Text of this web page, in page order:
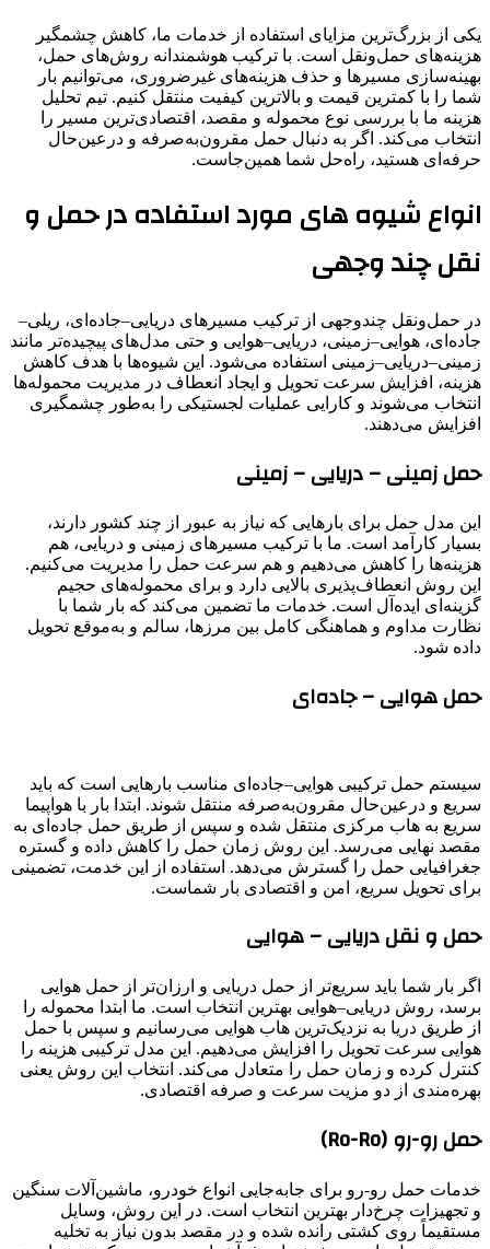
یکی از بزرگ‌ترین مزایای استفاده از خدمات ما، کاهش چشمگیر
هزینه‌های حمل‌ونقل است. با ترکیب هوشمندانه روش‌های حمل،
بهینه‌سازی مسیرها و حذف هزینه‌های غیرضروری، می‌توانیم بار
شما را با کمترین قیمت و بالاترین کیفیت منتقل کنیم. تیم تحلیل
هزینه ما با بررسی نوع محموله و مقصد، اقتصادی‌ترین مسیر را
انتخاب می‌کند. اگر به دنبال حمل مقرون‌به‌صرفه و درعین‌حال
حرفه‌ای هستید، راه‌حل شما همین‌جاست.
انواع شیوه های مورد استفاده در حمل و
نقل چند وجهی
در حمل‌ونقل چندوجهی از ترکیب مسیرهای دریایی–جاده‌ای، ریلی–
جاده‌ای، هوایی–زمینی، دریایی–هوایی و حتی مدل‌های پیچیده‌تر مانند
زمینی–دریایی–زمینی استفاده می‌شود. این شیوه‌ها با هدف کاهش
هزینه، افزایش سرعت تحویل و ایجاد انعطاف در مدیریت محموله‌ها
انتخاب می‌شوند و کارایی عملیات لجستیکی را به‌طور چشمگیری
افزایش می‌دهند.
حمل زمینی – دریایی – زمینی
این مدل حمل برای بارهایی که نیاز به عبور از چند کشور دارند،
بسیار کارآمد است. ما با ترکیب مسیرهای زمینی و دریایی، هم
هزینه‌ها را کاهش می‌دهیم و هم سرعت حمل را مدیریت می‌کنیم.
این روش انعطاف‌پذیری بالایی دارد و برای محموله‌های حجیم
گزینه‌ای ایده‌آل است. خدمات ما تضمین می‌کند که بار شما با
نظارت مداوم و هماهنگی کامل بین مرزها، سالم و به‌موقع تحویل
داده شود.
حمل هوایی – جاده‌ای
سیستم حمل ترکیبی هوایی–جاده‌ای مناسب بارهایی است که باید
سریع و درعین‌حال مقرون‌به‌صرفه منتقل شوند. ابتدا بار با هواپیما
سریع به هاب مرکزی منتقل شده و سپس از طریق حمل جاده‌ای به
مقصد نهایی می‌رسد. این روش زمان حمل را کاهش داده و گستره
جغرافیایی حمل را گسترش می‌دهد. استفاده از این خدمت، تضمینی
برای تحویل سریع، امن و اقتصادی بار شماست.
حمل و نقل دریایی – هوایی
اگر بار شما باید سریع‌تر از حمل دریایی و ارزان‌تر از حمل هوایی
برسد، روش دریایی–هوایی بهترین انتخاب است. ما ابتدا محموله را
از طریق دریا به نزدیک‌ترین هاب هوایی می‌رسانیم و سپس با حمل
هوایی سرعت تحویل را افزایش می‌دهیم. این مدل ترکیبی هزینه را
کنترل کرده و زمان حمل را متعادل می‌کند. انتخاب این روش یعنی
بهره‌مندی از دو مزیت سرعت و صرفه اقتصادی.
حمل رو-رو (Ro-Ro)
خدمات حمل رو-رو برای جابه‌جایی انواع خودرو، ماشین‌آلات سنگین
و تجهیزات چرخ‌دار بهترین انتخاب است. در این روش، وسایل
مستقیماً روی کشتی رانده شده و در مقصد بدون نیاز به تخلیه